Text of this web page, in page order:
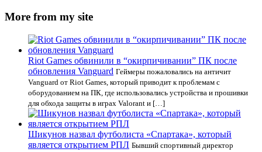
More from my site
Riot Games обвинили в “окирпичивании” ПК после
обновления Vanguard Геймеры пожаловались на античит
Vanguard от Riot Games, который приводит к проблемам с
оборудованием на ПК, где использовались устройства и прошивки
для обхода защиты в играх Valorant и […]
Шикунов назвал футболиста «Спартака», который
является открытием РПЛ Бывший спортивный директор